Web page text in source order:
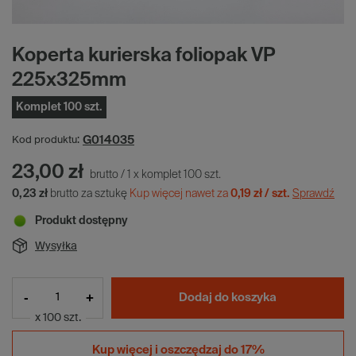
Koperta kurierska foliopak VP
225x325mm
Komplet 100 szt.
Kod produktu: G014035
23,00 zł brutto / 1 x komplet 100 szt.
0,23 zł brutto za sztukę Kup więcej nawet za 0,19 zł / szt. Sprawdź
Produkt dostępny
Wysyłka
- +
x 100 szt.
Dodaj do koszyka
Kup więcej i oszczędzaj do 17%